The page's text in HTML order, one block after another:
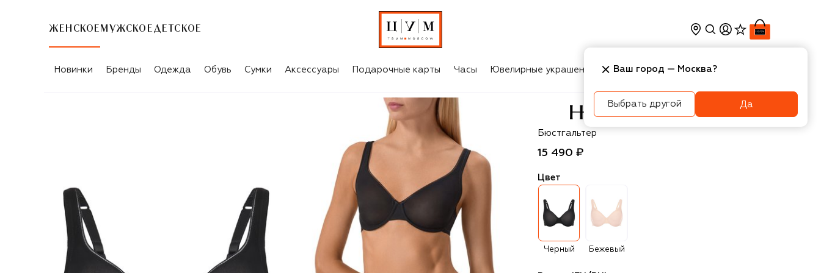
ЖЕНСКОЕ МУЖСКОЕ ДЕТСКОЕ
Новинки Бренды Одежда Обувь Сумки Аксессуары Подарочные карты Часы Ювелирные украшения Косметика Интерьер
Hanro
Бюстгальтер
15 490 ₽
Цвет
Черный Бежевый
Ваш город — Москва?
Выбрать другой Да